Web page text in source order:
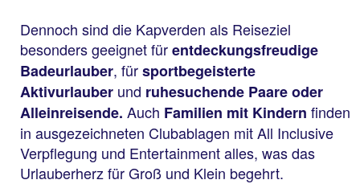
Dennoch sind die Kapverden als Reiseziel
besonders geeignet fürentdeckungsfreudige
Badeurlauber, fürsportbegeisterte
Aktivurlauber und ruhesuchende Paare oder
Alleinreisende. Auch Familien mit Kindern finden
in ausgezeichneten Clubablagen mit All Inclusive
Verpflegung und Entertainment alles, was das
Urlauberherz für Groß und Klein begehrt.